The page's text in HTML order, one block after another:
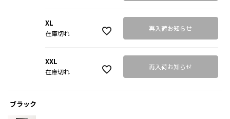
XL
在庫切れ
再入荷お知らせ
XXL
在庫切れ
再入荷お知らせ
ブラック